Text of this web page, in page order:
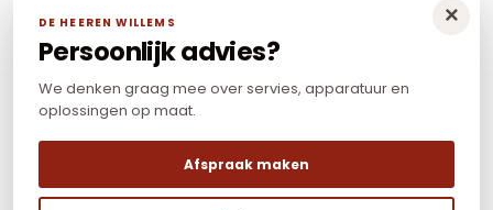
×
DE HEEREN WILLEMS
Persoonlijk advies?
We denken graag mee over servies, apparatuur en
oplossingen op maat.
Afspraak maken